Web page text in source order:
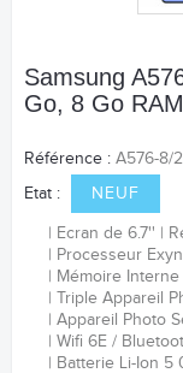
Samsung
Go, 8 Go
Référence : A576-8/
Etat :
NEUF
Ecran de 6.7''
Processeur
Mémoire
Triple Appareil
Appareil Photo
Wifi 6E /
Batterie Li-Ion 5